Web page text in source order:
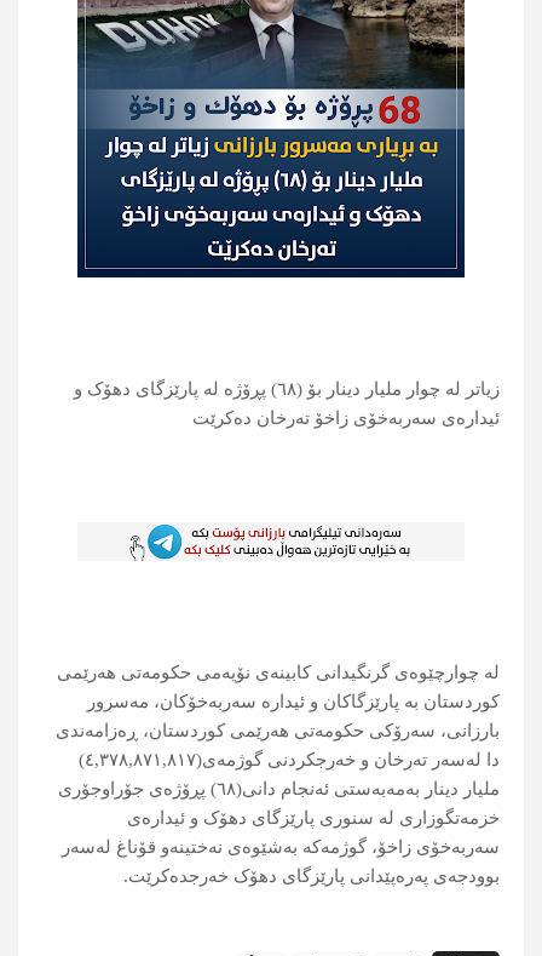
زیاتر لە چوار ملیار دینار بۆ (٦٨) پڕۆژە لە پارێزگای دھۆک و
ئیدارەی سەربەخۆی زاخۆ تەرخان دەکرێت
لە چوارچێوەی گرنگیدانی کابینەی نۆیەمی حکومەتی ھەرێمی
کوردستان بە پارێزگاکان و ئیدارە سەربەخۆکان، مەسرور
بارزانی، سەرۆکی حکومەتی هەرێمی کوردستان، ڕەزامەندی
دا لەسەر تەرخان و خەرجکردنی گوژمەی(٤,٣٧٨,٨٧١,٨١٧)
ملیار دینار بەمەبەستی ئەنجام دانی(٦٨) پڕۆژەی جۆراوجۆری
خزمەتگوزاری لە سنوری پارێزگای دهۆک و ئیدارەی
سەربەخۆی زاخۆ، گوژمەکە بەشێوەی نەختینەو قۆناغ لەسەر
بوودجەی پەرەپێدانی پارێزگای دهۆک خەرجدەکرێت.